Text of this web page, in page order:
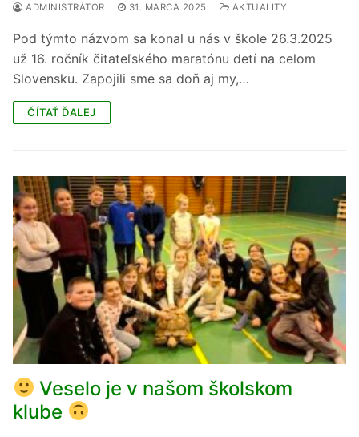
ADMINISTRÁTOR 31. MARCA 2025 AKTUALITY
Pod týmto názvom sa konal u nás v škole 26.3.2025
už 16. ročník čitateľského maratónu detí na celom
Slovensku. Zapojili sme sa doň aj my,…
ČÍTAŤ ĎALEJ
Veselo je v našom školskom
klube